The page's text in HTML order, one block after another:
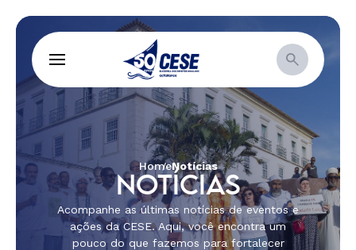
HomeNotícias
NOTÍCIAS
Acompanhe as últimas notícias de eventos e
ações da CESE. Aqui, você encontra um
pouco do que fazemos para fortalecer